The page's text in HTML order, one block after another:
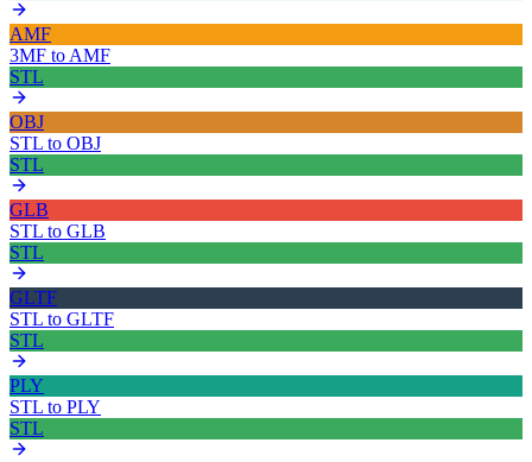
AMF
3MF to AMF
STL
OBJ
STL to OBJ
STL
GLB
STL to GLB
STL
GLTF
STL to GLTF
STL
PLY
STL to PLY
STL